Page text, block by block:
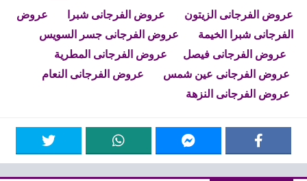
عروض الفرجانى الزيتون عروض الفرجانى شبرا
عروض
الفرجانى شبرا الخيمة
عروض الفرجانى جسر السويس
عروض الفرجانى فيصل
عروض الفرجانى المطرية
عروض الفرجانى عين شمس
عروض الفرجانى النعام
عروض الفرجانى النزهة